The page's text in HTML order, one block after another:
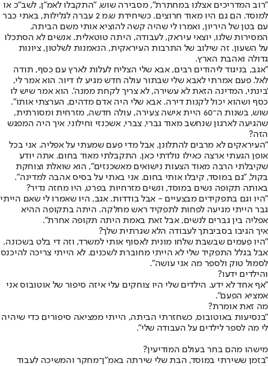
"רוב המדריכים אצלנו במחתרת", מסבירה שוש, "התקבלו לאמ"ן, לשב"כ או
למוסד. הם גם היו מאוד חרוצים. כשיחידת ש.מ 2 עברה לגלילות, באתי כבר
עם בטן של היריון, ואמרו לי שהיה קשה להוציא אותי משם הביתה.
המסירות שלנו, יוצאי עיראק, לעבודה, היתה טוטאלית. אנשים לא הסתכלו
על השעון. זה שילוב של התרבות העיראקית, הנאמנות לשלטון, ציונות
גדולה ואהבת הארץ.
"אגב, בניגוד ליהודים רבים, אבא שלי הצליח לעלות לארץ עם כסף, תודה
לאל. פעם אמרתי לאבא שלי שבתור עולה חדש מגיע לו דיור. הוא אמר לי,
'בינתי, המדינה הזאת לא עשירה, לא צריך לקחת ממנה'. הוא אמר שיש לו
כסף ושהוא יכול לקנות דירה. אבא שלי היה אדם מדהים, הערצתי אותו".
שוש, בשנות ה־60 היית אישה צעירה, עולה חדשה, מזרחית ומסורתית,
שהגיעה לארגון שנחשב מאוד גברי, צברי, אשכנזי וחילוני. איך היה המפגש
הזה?
"העיראקים לא מרבים להתלונן, אבל מדי פעם שמעתי על אפליה. אני בכל
אופן הגעתי ארצה כאילו נולדתי כאן. התקבלתי מאוד בחום. אתה יודע
שקיבלתי הרבה מאוד הצעות נישואים מאשכנזים", הוא שואלת וצוחקת
בקול, "גם במוסד, קיבלו אותי בחום. אני באתי על בסיס אהבה למדינה".
באותה תקופה נשים במוסד, ונשים מזרחיות בפרט, היו מחזה נדיר?
"היו וגם בתפקידים מבצעיים - אבל בודדות. אגב, היו שאמרו לי שאם הייתי
גבר הייתי מגיעה לפחות לתפקיד ראש מחלקה. היתה בתקופה ההיא
אפליה בין גברים לנשים, אבל זאת באמת היתה תקופה אחרת".
איך הגיבו בסביבתך לעבודה הלא שגרתית שלך?
"היו פעמים שבשבת שלחו מונית לאסוף אותי למשרד, וזה די בלט בשכונה.
אבל בגלל התפקיד שלי לא הייתי מחוברת לשכנים. לא הייתי צריכה להיכנס
לסמול טוק ולספר מה אני עושה".
והילדים ידעו?
"אף אחד לא ידע. הילדים שלי היו צוחקים עלי איזה סיפור של אוטובוס אני
אמציא הפעם".
מה זאת אומרת?
"בנסיעות באוטובוס, כשחזרתי הביתה, הייתי ממציאה סיפורים כדי שיהיה
לי מה לספר לילדים על העבודה שלי".
מישהו מהם בחר בעולם המודיעין?
"בזמן ששירתי במוסד, הבת שלי שירתה באמ"ן־מחקר והמשיכה לעבוד